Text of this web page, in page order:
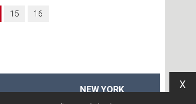
15 16
NEW YORK X